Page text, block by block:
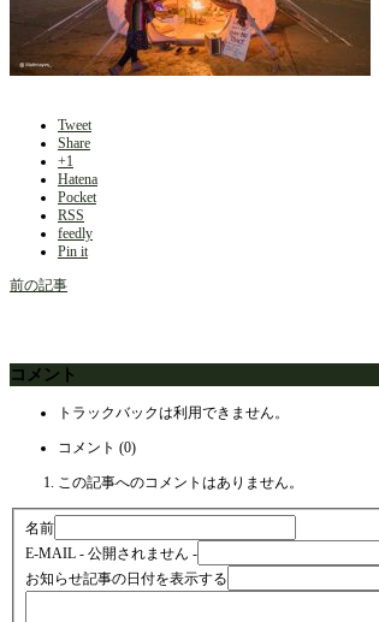
Tweet
Share
+1
Hatena
Pocket
RSS
feedly
Pin it
前の記事
コメント
トラックバックは利用できません。
コメント (0)
この記事へのコメントはありません。
名前
E-MAIL - 公開されません -
お知らせ記事の日付を表示する